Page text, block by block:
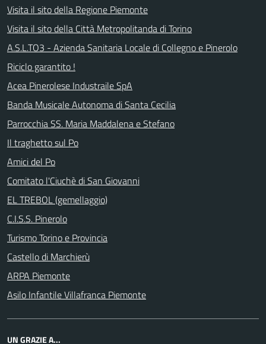
Visita il sito della Regione Piemonte
Visita il sito della Città Metropolitanda di Torino
A.S.L.TO3 - Azienda Sanitaria Locale di Collegno e Pinerolo
Riciclo garantito !
Acea Pinerolese Industraile SpA
Banda Musicale Autonoma di Santa Cecilia
Parrocchia SS. Maria Maddalena e Stefano
Il traghetto sul Po
Amici del Po
Comitato l'Ciuchè di San Giovanni
EL TREBOL (gemellaggio)
C.I.S.S. Pinerolo
Turismo Torino e Provincia
Castello di Marchierù
ARPA Piemonte
Asilo Infantile Villafranca Piemonte
UN GRAZIE A...